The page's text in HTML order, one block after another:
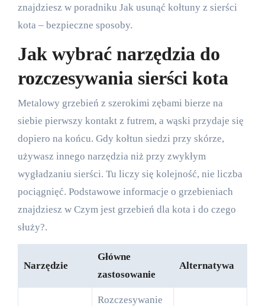
znajdziesz w poradniku Jak usunąć kołtuny z sierści
kota – bezpieczne sposoby.
Jak wybrać narzędzia do
rozczesywania sierści kota
Metalowy grzebień z szerokimi zębami bierze na
siebie pierwszy kontakt z futrem, a wąski przydaje się
dopiero na końcu. Gdy kołtun siedzi przy skórze,
używasz innego narzędzia niż przy zwykłym
wygładzaniu sierści. Tu liczy się kolejność, nie liczba
pociągnięć. Podstawowe informacje o grzebieniach
znajdziesz w Czym jest grzebień dla kota i do czego
służy?.
Narzędzie
Główne
zastosowanie
Alternatywa
Rozczesywanie